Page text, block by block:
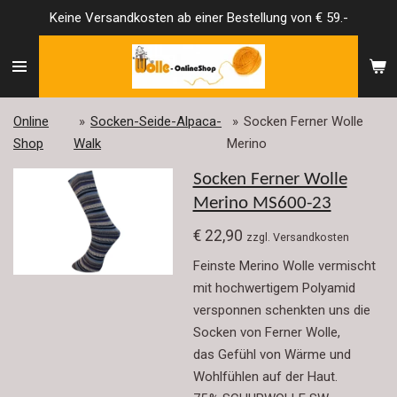
springen
Keine Versandkosten ab einer Bestellung von € 59.-
Online
Shop
» Socken-Seide-Alpaca-
Walk
» Socken Ferner Wolle
Merino
Socken Ferner Wolle
Merino MS600-23
€ 22,90 zzgl. Versandkosten
Feinste Merino Wolle vermischt
mit hochwertigem Polyamid
versponnen schenkten uns die
Socken von Ferner Wolle,
das Gefühl von Wärme und
Wohlfühlen auf der Haut.